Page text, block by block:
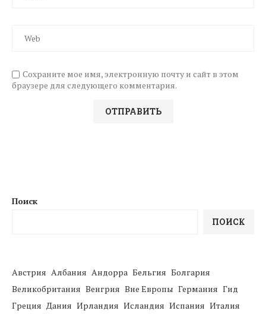
Сохраните мое имя, электронную почту и сайт в этом
браузере для следующего комментария.
Поиск
ПОИСК
Австрия Албания Андорра Бельгия Болгария
Великобритания Венгрия Вне Европы Германия Гид
Греция Дания Ирландия Исландия Испания Италия